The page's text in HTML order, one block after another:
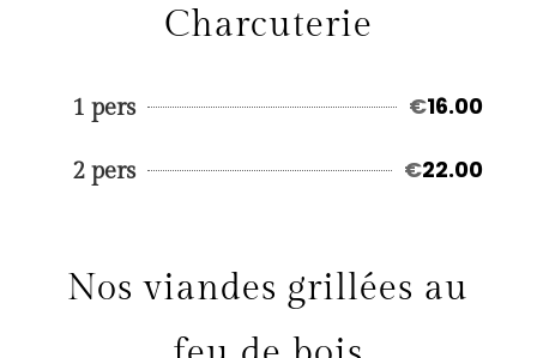
Charcuterie
1 pers €16.00
2 pers €22.00
Nos viandes grillées au